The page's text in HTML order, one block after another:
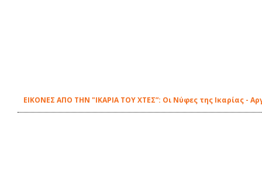
ΕΙΚΟΝΕΣ ΑΠΟ ΤΗΝ "ΙΚΑΡΙΑ ΤΟΥ ΧΤΕΣ”: Οι Νύφες της Ικαρίας -